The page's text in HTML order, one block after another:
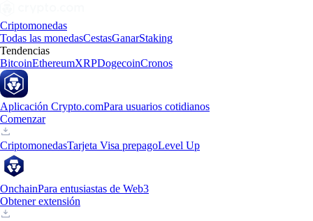
Criptomonedas
Todas las monedasCestasGanarStaking
Tendencias
BitcoinEthereumXRPDogecoinCronos
Aplicación Crypto.comPara usuarios cotidianos
Comenzar
CriptomonedasTarjeta Visa prepagoLevel Up
OnchainPara entusiastas de Web3
Obtener extensión